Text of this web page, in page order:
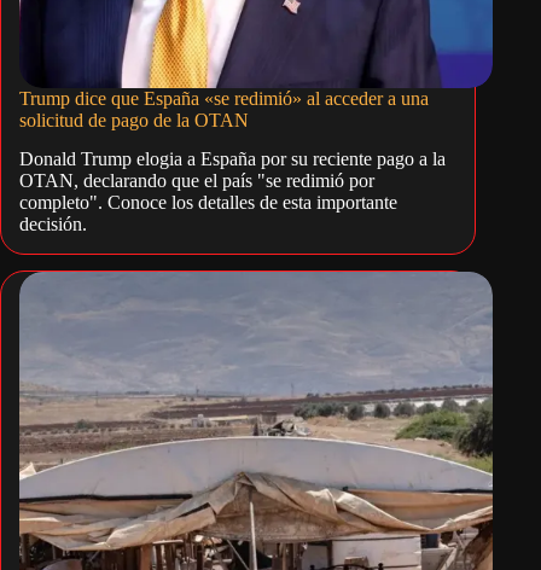
Trump dice que España «se redimió» al acceder a una
solicitud de pago de la OTAN
Donald Trump elogia a España por su reciente pago a la
OTAN, declarando que el país "se redimió por
completo". Conoce los detalles de esta importante
decisión.